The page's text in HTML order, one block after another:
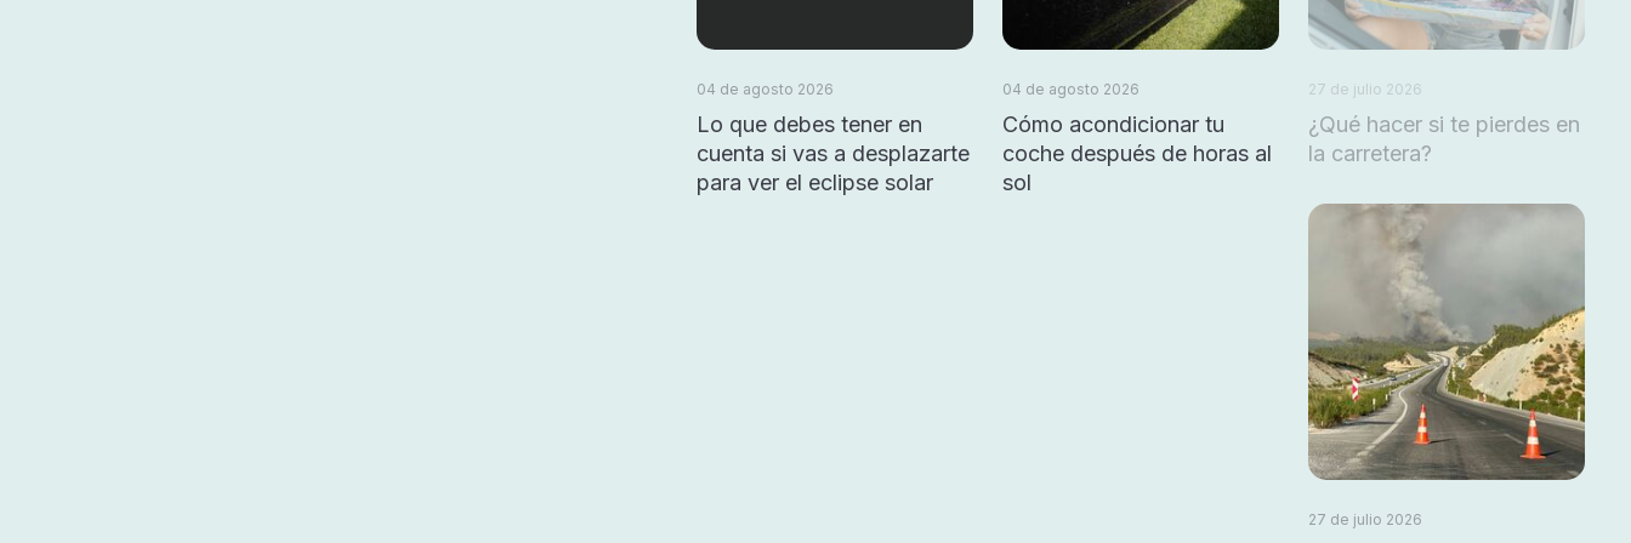
04 de agosto 2026
Lo que debes tener en
cuenta si vas a desplazarte
para ver el eclipse solar
04 de agosto 2026
Cómo acondicionar tu
coche después de horas al
sol
27 de julio 2026
¿Qué hacer si te pierdes en
la carretera?
27 de julio 2026